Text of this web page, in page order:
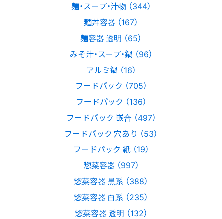
麺・スープ・汁物 （344）
麺丼容器 （167）
麺容器 透明 （65）
みそ汁・スープ・鍋 （96）
アルミ鍋 （16）
フードパック （705）
フードパック （136）
フードパック 嵌合 （497）
フードパック 穴あり （53）
フードパック 紙 （19）
惣菜容器 （997）
惣菜容器 黒系 （388）
惣菜容器 白系 （235）
惣菜容器 透明 （132）